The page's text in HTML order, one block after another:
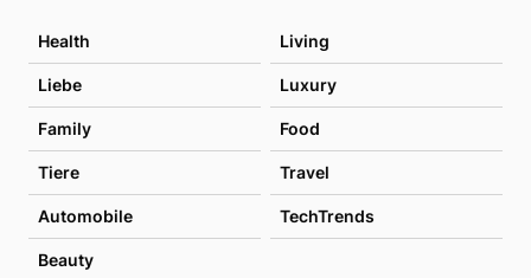
Health Living
Liebe Luxury
Family Food
Tiere Travel
Automobile TechTrends
Beauty